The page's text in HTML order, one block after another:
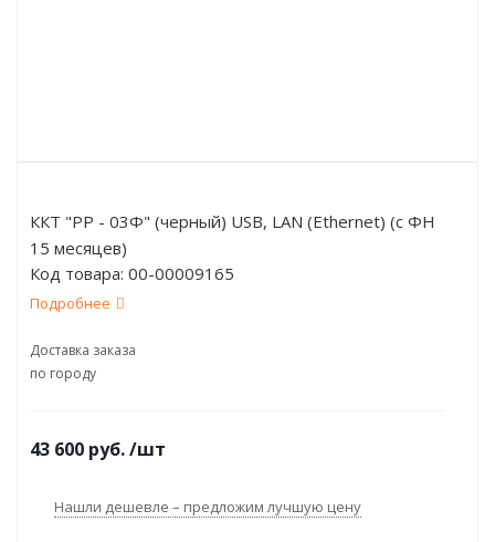
ККТ "РР - 03Ф" (черный) USB, LAN (Ethernet) (с ФН
15 месяцев)
Код товара: 00-00009165
Подробнее
Доставка заказа
по городу
43 600 руб./шт
Нашли дешевле – предложим лучшую цену